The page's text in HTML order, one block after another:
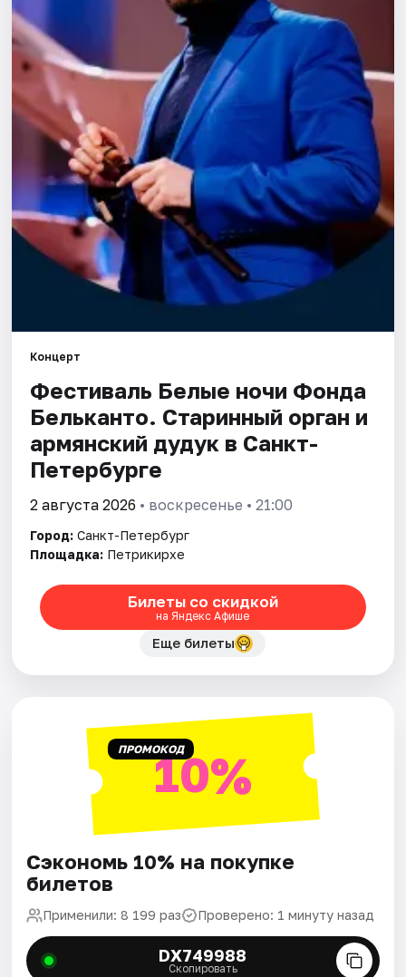
Города
Площадки
Артисты
Рейтинги
Концерт
Фестиваль Белые ночи Фонда
Бельканто. Старинный орган и
армянский дудук в Санкт-
Петербурге
2 августа 2026 • воскресенье • 21:00
Город: Санкт-Петербург
Площадка: Петрикирхе
Билеты со скидкой
на Яндекс Афише
Еще билеты
ПРОМОКОД10%
Сэкономь 10% на покупке
билетов
Применили: 8 199 раз Проверено: 1 минуту назад
DX749988
Скопировать